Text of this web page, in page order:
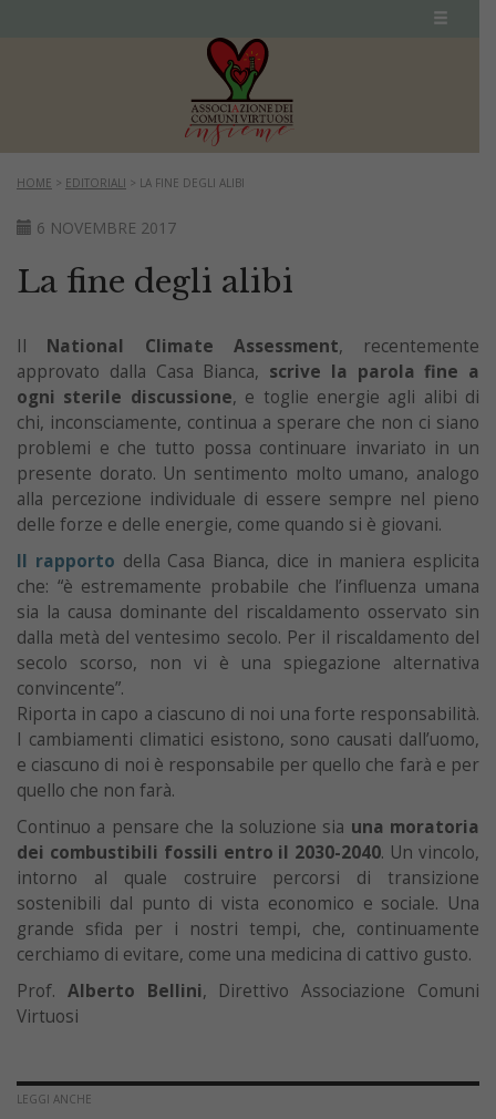
HOME > EDITORIALI > LA FINE DEGLI ALIBI
6 NOVEMBRE 2017
La fine degli alibi
Il National Climate Assessment, recentemente
approvato dalla Casa Bianca, scrive la parola fine a
ogni sterile discussione, e toglie energie agli alibi di
chi, inconsciamente, continua a sperare che non ci siano
problemi e che tutto possa continuare invariato in un
presente dorato. Un sentimento molto umano, analogo
alla percezione individuale di essere sempre nel pieno
delle forze e delle energie, come quando si è giovani.
Il rapporto della Casa Bianca, dice in maniera esplicita
che: “è estremamente probabile che l’influenza umana
sia la causa dominante del riscaldamento osservato sin
dalla metà del ventesimo secolo. Per il riscaldamento del
secolo scorso, non vi è una spiegazione alternativa
convincente”.
Riporta in capo a ciascuno di noi una forte responsabilità.
I cambiamenti climatici esistono, sono causati dall’uomo,
e ciascuno di noi è responsabile per quello che farà e per
quello che non farà.
Continuo a pensare che la soluzione sia una moratoria
dei combustibili fossili entro il 2030-2040. Un vincolo,
intorno al quale costruire percorsi di transizione
sostenibili dal punto di vista economico e sociale. Una
grande sfida per i nostri tempi, che, continuamente
cerchiamo di evitare, come una medicina di cattivo gusto.
Prof. Alberto Bellini, Direttivo Associazione Comuni
Virtuosi
LEGGI ANCHE